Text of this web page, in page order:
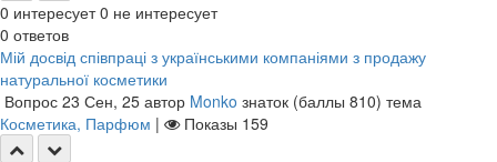
0 интересует 0 не интересует
0 ответов
Мій досвід співпраці з українськими компаніями з продажу
натуральної косметики
Вопрос 23 Сен, 25 автор Monko знаток (баллы 810) тема
Косметика, Парфюм | Показы 159